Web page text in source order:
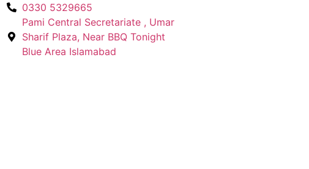
0330 5329665
Pami Central Secretariate , Umar
Sharif Plaza, Near BBQ Tonight
Blue Area Islamabad